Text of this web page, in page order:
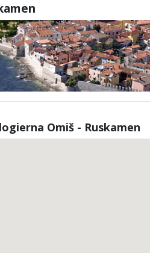
Omiš - Ruskamen